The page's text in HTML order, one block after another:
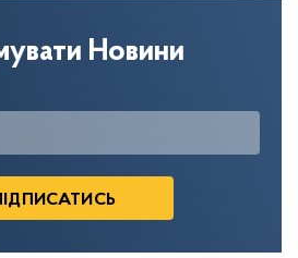
Новини